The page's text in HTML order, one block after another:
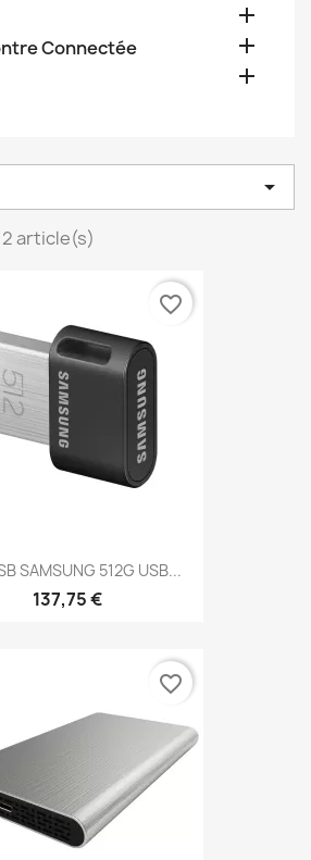

Connectée 


article(s)
SAMSUNG 512G USB...
137,75 €
favorite_border
favorite_border